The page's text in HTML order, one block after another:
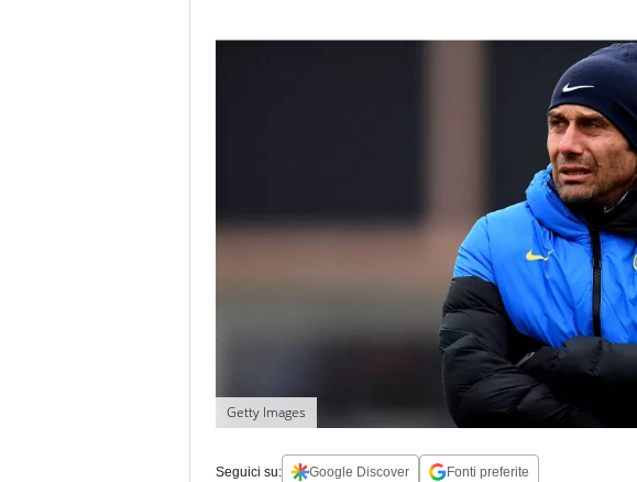
Getty Images
Seguici su: Google Discover Fonti preferite